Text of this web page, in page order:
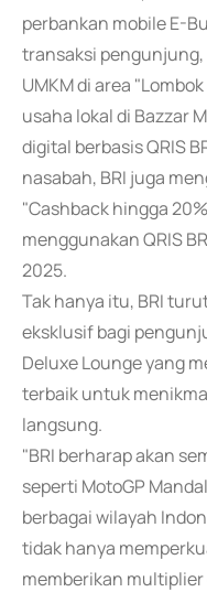
perbankan mobile E-
transaksi
UMKM di area
usaha lokal di Bazzar
digital berbasis QRIS
nasabah, BRI juga
"Cashback hingga
menggunakan QRIS
2025.
Tak hanya itu, BRI
eksklusif bagi
Deluxe Lounge yang
terbaik untuk
langsung.
"BRI berharap akan
seperti MotoGP
berbagai wilayah
tidak hanya
memberikan